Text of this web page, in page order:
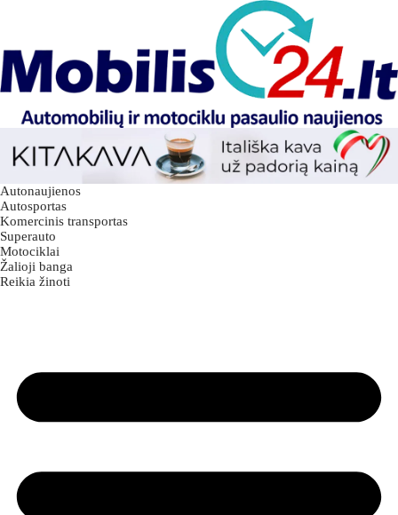
Autonaujienos
Autosportas
Komercinis transportas
Superauto
Motociklai
Žalioji banga
Reikia žinoti